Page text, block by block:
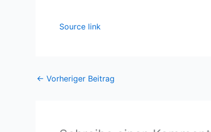
Source link
← Vorheriger Beitrag